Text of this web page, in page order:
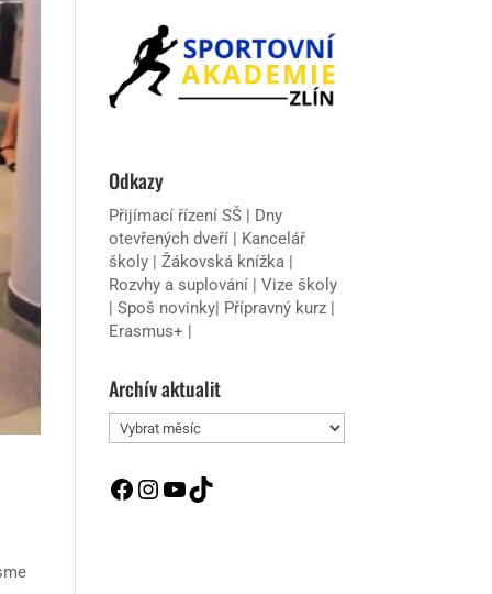
Odkazy
Přijímací řízení SŠ| Dny
otevřených dveří| Kancelář
školy| Žákovská knížka|
Rozvhy a suplování | Vize školy
| Spoš novinky| Přípravný kurz|
Erasmus+ |
Archív aktualit
Archív
aktualit
Facebook
Instagram
YouTube
TikTok